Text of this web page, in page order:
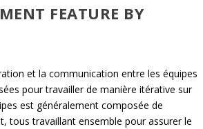
FEATURE BY
et la communication entre les équipes
pour travailler de manière itérative sur
est généralement composée de
tous travaillant ensemble pour assurer le